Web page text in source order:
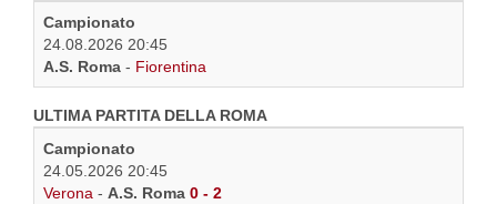
Campionato
24.08.2026 20:45
A.S. Roma - Fiorentina
ULTIMA PARTITA DELLA ROMA
Campionato
24.05.2026 20:45
Verona - A.S. Roma 0 - 2